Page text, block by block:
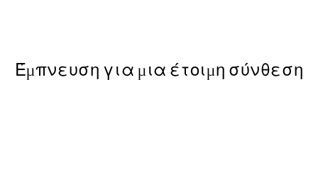
Έμπνευση για μια έτοιμη σύνθεση